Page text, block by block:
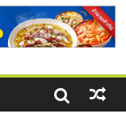
ยที่ไหนดี?
ละตอบ